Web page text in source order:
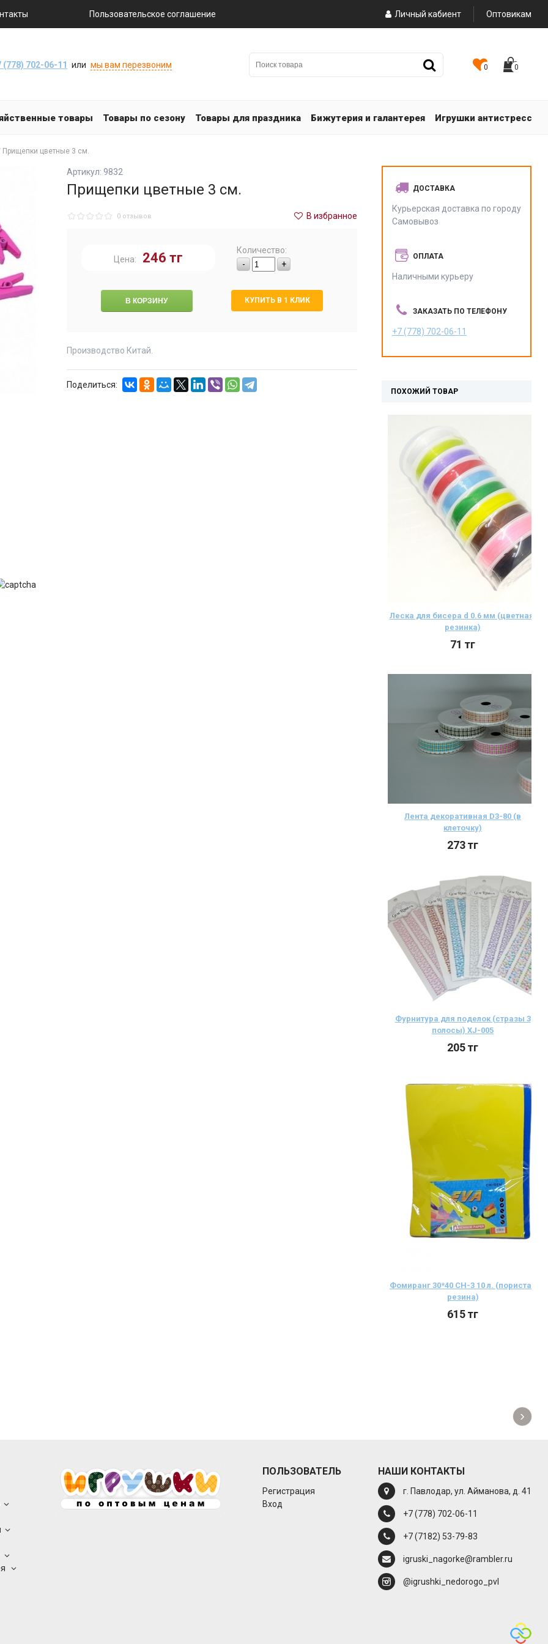
Пользовательское соглашение Личный кабиент Оптовикам
(778) 702-06-11 или мы вам перезвоним 0 0
товары Товары по сезону Товары для праздника Бижутерия и галантерея Игрушки антистресс
цветные 3 см.
Артикул: 9832
Прищепки цветные 3 см.
0 отзывов В избранное
Цена: 246 тг
Количество:
-
+
КУПИТЬ В 1 КЛИК
Производство Китай.
Поделиться:
ДОСТАВКА
Курьерская доставка по городу
Самовывоз
ОПЛАТА
Наличными курьеру
ЗАКАЗАТЬ ПО ТЕЛЕФОНУ
+7 (778) 702-06-11
ПОХОЖИЙ ТОВАР
Леска для бисера d 0.6 мм (цветная,
резинка)
71 тг
Лента декоративная D3-80 (в
клеточку)
273тг
Фурнитура для поделок (стразы 3
полосы) XJ-005
205тг
Фомиранг 30*40 СН-3 10 л. (пористая
резина)
615тг
›
ПОЛЬЗОВАТЕЛЬ
Регистрация
Вход
НАШИ КОНТАКТЫ
г. Павлодар, ул. Айманова, д. 41
+7 (778) 702-06-11
+7 (7182) 53-79-83
igruski_nagorke@rambler.ru
@igrushki_nedorogo_pvl